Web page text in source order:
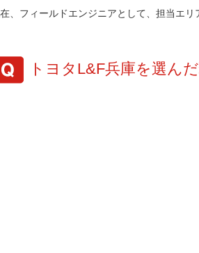
、フィールドエンジニアとして、担当エリ
トヨタL&F兵庫を選ん